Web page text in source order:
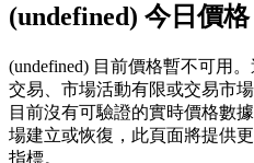
USDT永續
(undefined) 今日價格
(undefined) 目前價格暫不可用
交易、市場活動有限或交易市場
目前沒有可驗證的實時價格數
場建立或恢復，此頁面將提供
指標。